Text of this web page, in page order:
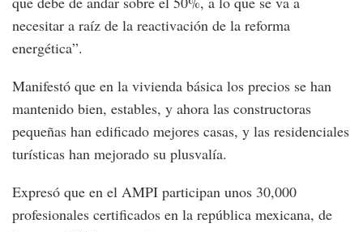
necesitar a raíz de la reactivación de la reforma
energética”.
Manifestó que en la vivienda básica los precios se han
mantenido bien, estables, y ahora las constructoras
pequeñas han edificado mejores casas, y las residenciales
turísticas han mejorado su plusvalía.
Expresó que en el AMPI participan unos 30,000
profesionales certificados en la república mexicana, de